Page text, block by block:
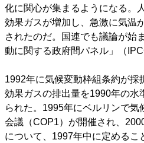
化に関心が集まるようになる。
効果ガスが増加し、急激に気温
されたのだ。国連でも議論が始
動に関する政府間パネル」（
1992年に気候変動枠組条約が採
効果ガスの排出量を1990年の水
られた。1995年にベルリンで気
会議（COP1）が開催され、
について、1997年中に定めるこ